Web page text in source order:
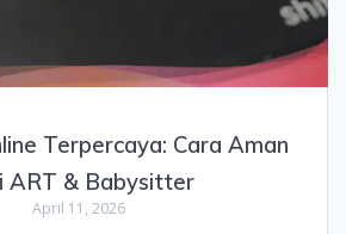
Terpercaya: Cara Aman
ART & Babysitter
April 11, 2026